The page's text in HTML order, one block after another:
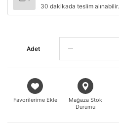
30 dakikada teslim alınabilir.
Adet
Favorilerime Ekle
Mağaza Stok
Durumu